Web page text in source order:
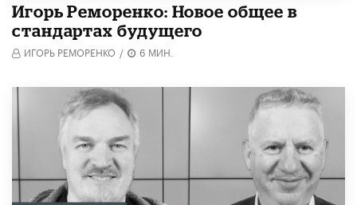
Игорь Реморенко: Новое общее в
стандартах будущего
ИГОРЬ РЕМОРЕНКО / 6 МИН.